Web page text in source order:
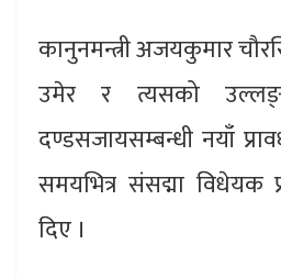
कानुनमन्त्री अजयकुमार
उमेर र त्यसको
दण्डसजायसम्बन्धी नयाँ
समयभित्र संसद्मा विधेयक
दिए ।